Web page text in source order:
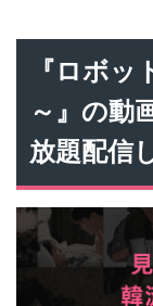
『ロボッ
～』の動
放題配信